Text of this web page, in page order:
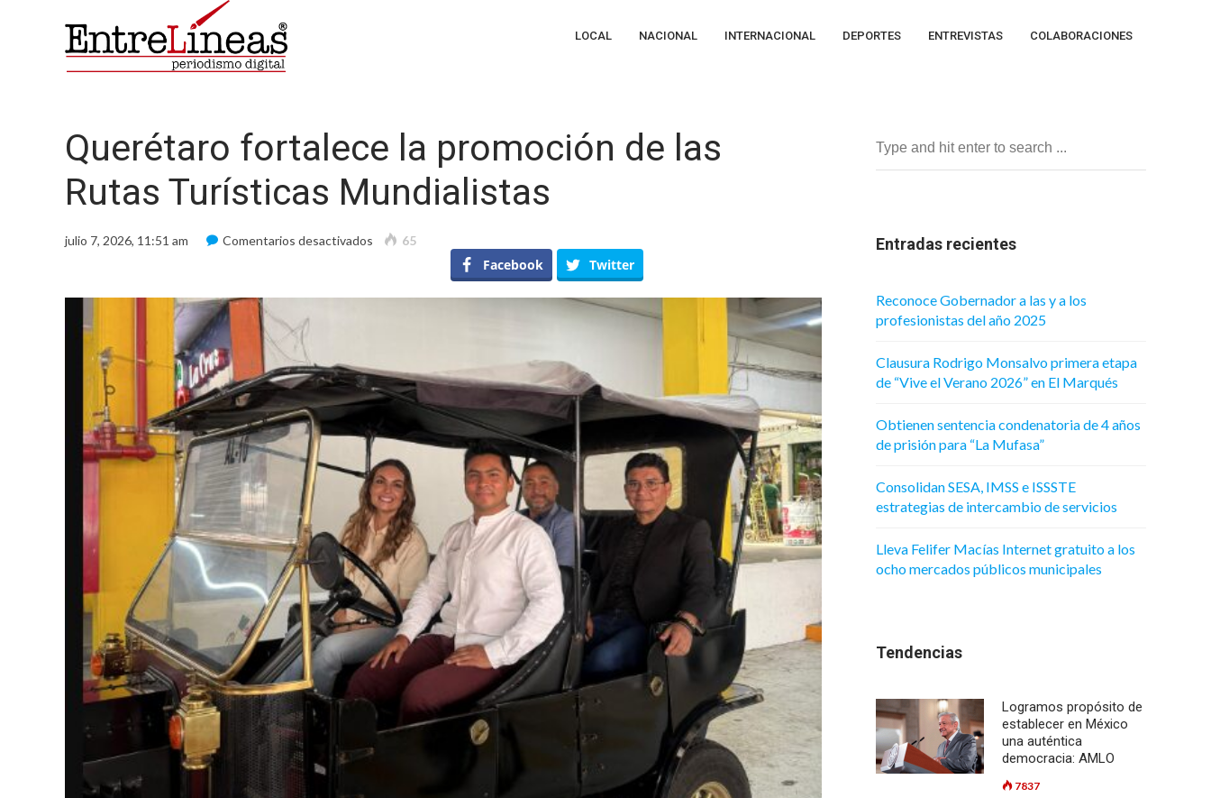
LOCAL NACIONAL INTERNACIONAL DEPORTES ENTREVISTAS COLABORACIONES
Querétaro fortalece la promoción de las
Rutas Turísticas Mundialistas
julio 7, 2026, 11:51 am Comentarios desactivados en
promoción
Mundialistas
65
Facebook Twitter
Entradas recientes
Reconoce Gobernador a las y a los
profesionistas del año 2025
Clausura Rodrigo Monsalvo primera etapa
de “Vive el Verano 2026” en El Marqués
Obtienen sentencia condenatoria de 4 años
de prisión para “La Mufasa”
Consolidan SESA, IMSS e ISSSTE
estrategias de intercambio de servicios
Lleva Felifer Macías Internet gratuito a los
ocho mercados públicos municipales
Tendencias
Logramos propósito de
establecer en México
una auténtica
democracia: AMLO
7837